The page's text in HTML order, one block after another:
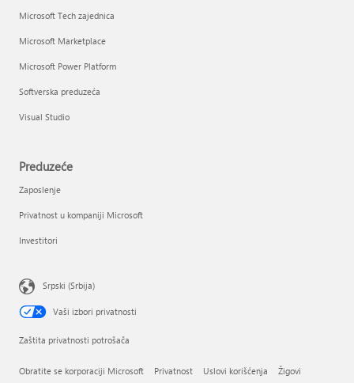
Microsoft Tech zajednica
Microsoft Marketplace
Microsoft Power Platform
Softverska preduzeća
Visual Studio
Preduzeće
Zaposlenje
Privatnost u kompaniji Microsoft
Investitori
Srpski (Srbija)
Vaši izbori privatnosti
Zaštita privatnosti potrošača
Obratite se korporaciji Microsoft Privatnost Uslovi korišćenja Žigovi